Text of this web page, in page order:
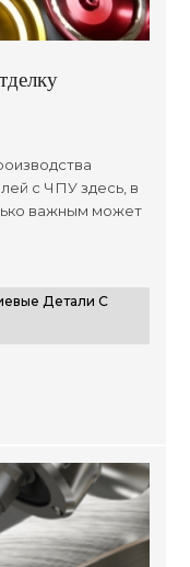
с ЧПУ здесь, в
важным может
временем для
от
Детали С